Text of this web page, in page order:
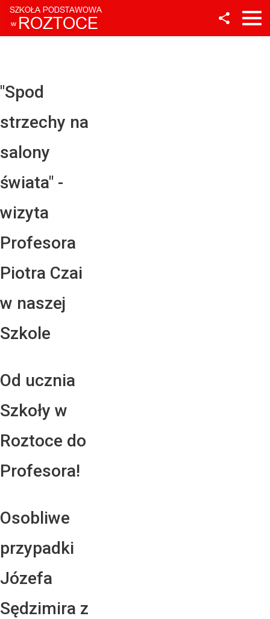
"Spod
strzechy na
salony
świata" -
wizyta
Profesora
Piotra Czai
w naszej
Szkole
Od ucznia
Szkoły w
Roztoce do
Profesora!
Osobliwe
przypadki
Józefa
Sędzimira z